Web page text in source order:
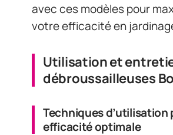
avec ces modèles pour
votre efficacité en
Utilisation et
débroussailleuses
Techniques d’utilisation
efficacité optimale